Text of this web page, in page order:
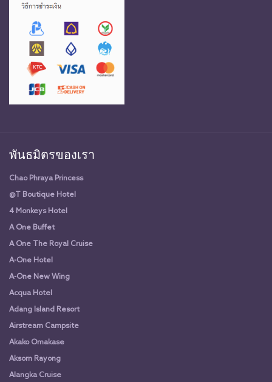
พันธมิตรของเรา
Chao Phraya Princess
@T Boutique Hotel
4 Monkeys Hotel
A One Buffet
A One The Royal Cruise
A-One Hotel
A-One New Wing
Acqua Hotel
Adang Island Resort
Airstream Campsite
Akako Omakase
Aksorn Rayong
Alangka Cruise